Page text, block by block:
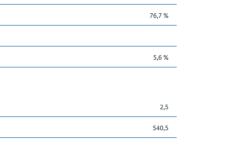
76,7 %
5,6 %
2,5
540,5